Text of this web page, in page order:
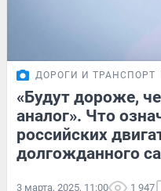
ДОРОГИ И ТРАНСПОРТ
«Будут дороже,
аналог». Что
российских
долгожданного
3 марта, 2025, 11:00 1 947